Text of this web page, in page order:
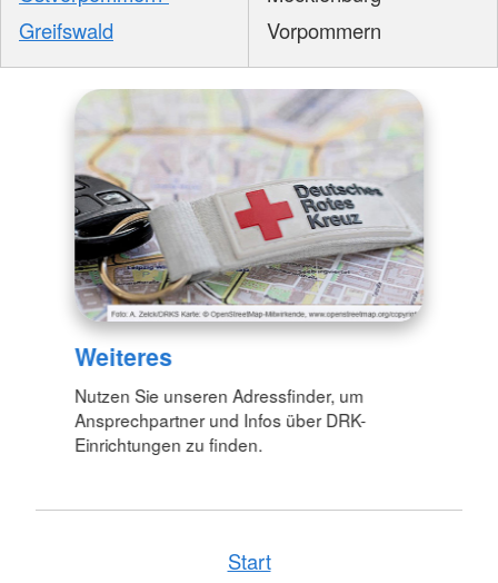
Greifswald
Vorpommern
Weiteres
Nutzen Sie unseren Adressfinder, um
Ansprechpartner und Infos über DRK-
Einrichtungen zu finden.
Start